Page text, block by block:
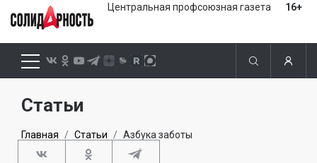
Центральная профсоюзная газета 16+
Статьи
Главная Статьи Азбука заботы